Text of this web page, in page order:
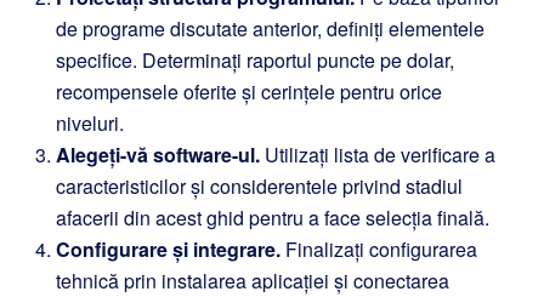
de programe discutate anterior, definiți elementele
specifice. Determinați raportul puncte pe dolar,
recompensele oferite și cerințele pentru orice
niveluri.
Alegeți-vă software-ul. Utilizați lista de verificare a
caracteristicilor și considerentele privind stadiul
afacerii din acest ghid pentru a face selecția finală.
Configurare și integrare. Finalizați configurarea
tehnică prin instalarea aplicației și conectarea